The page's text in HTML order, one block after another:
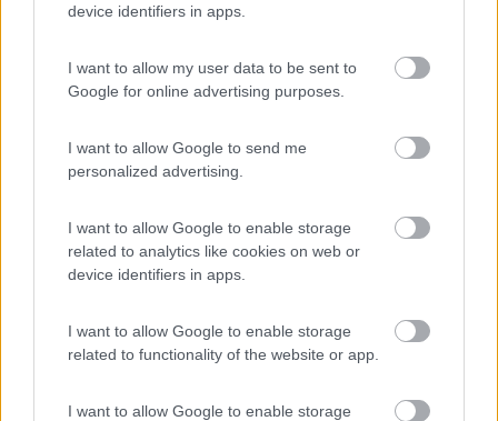
device identifiers in apps.
I want to allow my user data to be sent to
Google for online advertising purposes.
I want to allow Google to send me
personalized advertising.
I want to allow Google to enable storage
related to analytics like cookies on web or
device identifiers in apps.
I want to allow Google to enable storage
related to functionality of the website or app.
I want to allow Google to enable storage
Agricampeggio Corte Viazza
Servizi / Posizione
Immerso nel territorio dell'Oltrepò Mantovano e a
ridoss...
Via Becagli 22